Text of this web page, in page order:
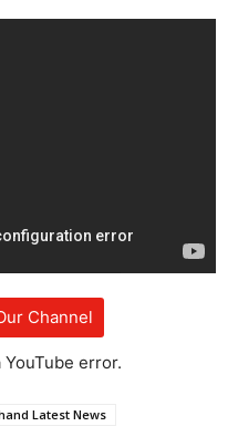
Channel
error.
Latest News